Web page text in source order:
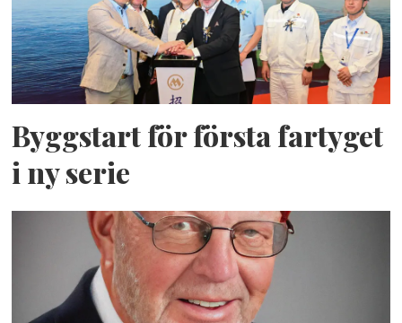
Byggstart för första fartyget
i ny serie